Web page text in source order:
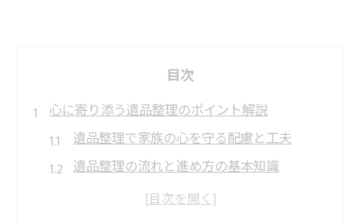
目次
心に寄り添う遺品整理のポイント解説
遺品整理で家族の心を守る配慮と工夫
遺品整理の流れと進め方の基本知識
遺品整理がもたらす心の整理の大切さ